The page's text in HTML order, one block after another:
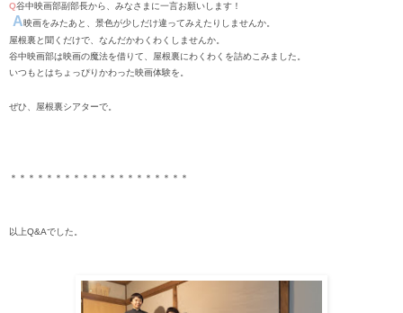
Q谷中映画部副部長から、みなさまに一言お願いします！
A映画をみたあと、景色が少しだけ違ってみえたりしませんか。
屋根裏と聞くだけで、なんだかわくわくしませんか。
谷中映画部は映画の魔法を借りて、屋根裏にわくわくを詰めこみました。
いつもとはちょっぴりかわった映画体験を。
ぜひ、屋根裏シアターで。
＊＊＊＊＊＊＊＊＊＊＊＊＊＊＊＊＊＊＊＊
以上Q&Aでした。